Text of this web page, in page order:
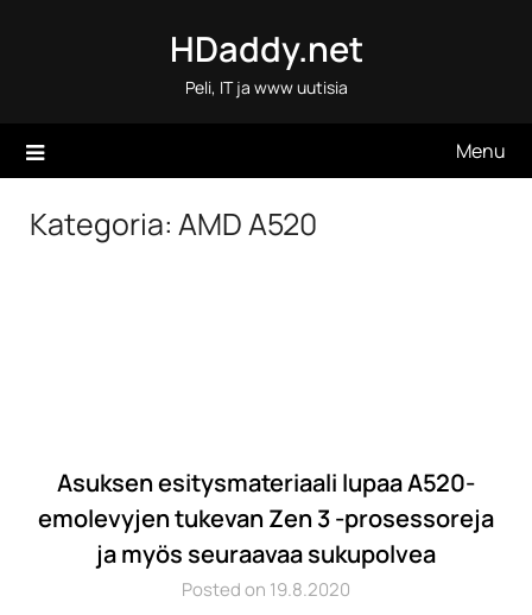
HDaddy.net
Peli, IT ja www uutisia
Menu
Kategoria: AMD A520
Asuksen esitysmateriaali lupaa A520-
emolevyjen tukevan Zen 3 -prosessoreja
ja myös seuraavaa sukupolvea
Posted on 19.8.2020